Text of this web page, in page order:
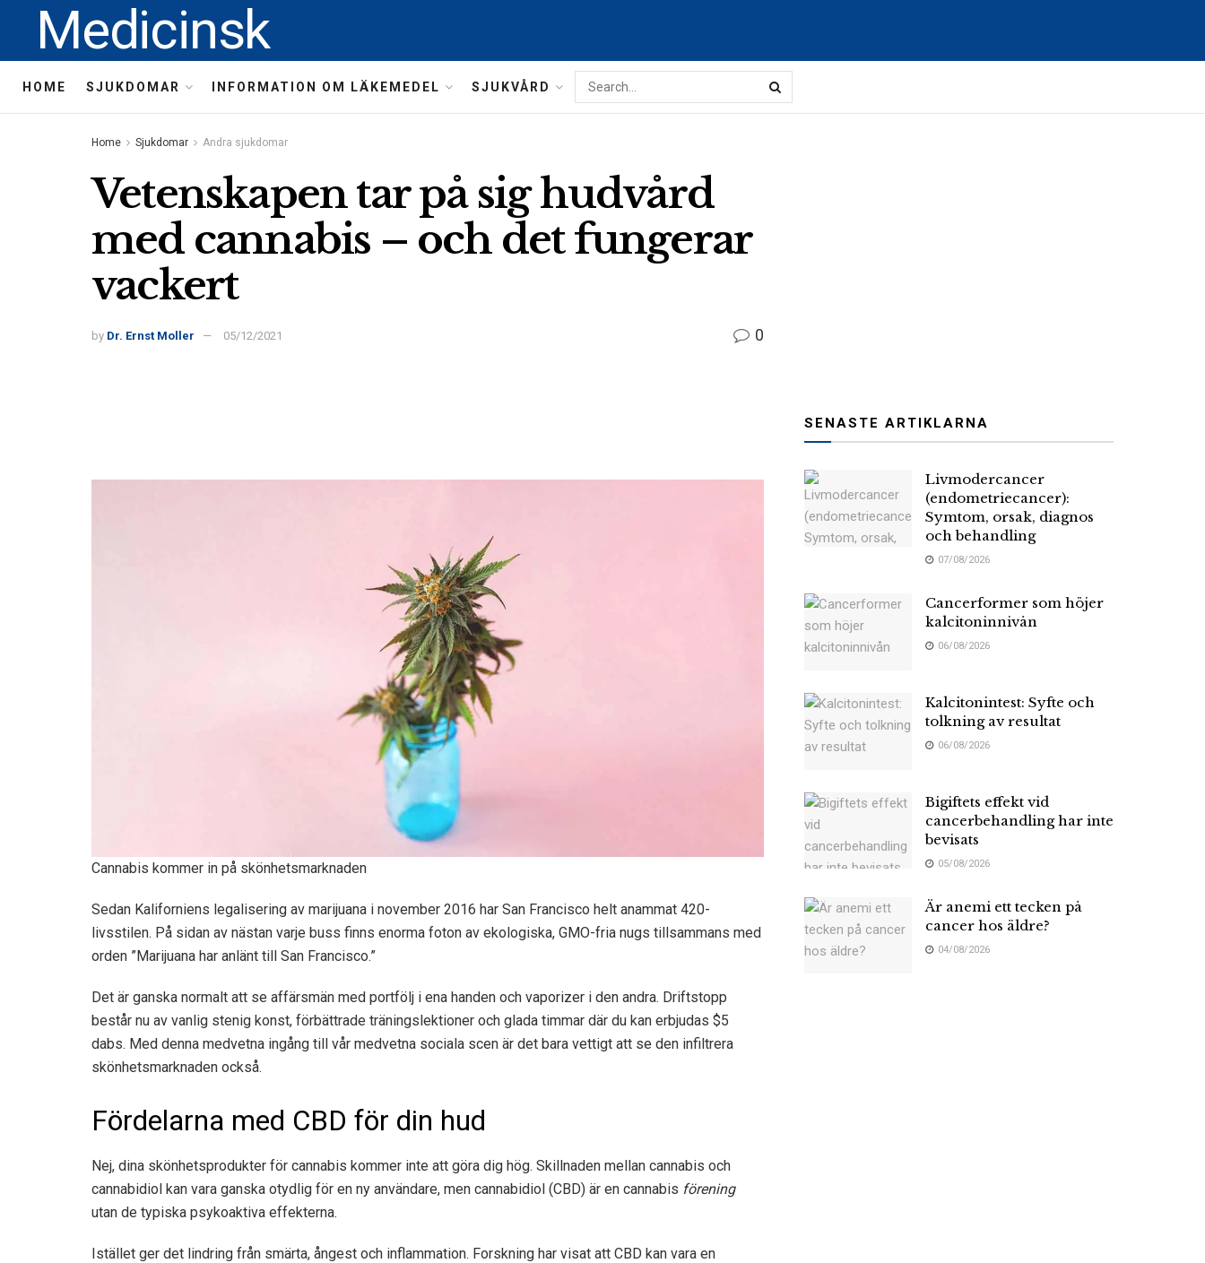
Medicinsk
HOME SJUKDOMAR INFORMATION OM LÄKEMEDEL SJUKVÅRD
Home Sjukdomar Andra sjukdomar
Vetenskapen tar på sig hudvård
med cannabis – och det fungerar
vackert
by Dr. Ernst Moller 05/12/2021 0
Cannabis kommer in på skönhetsmarknaden
Sedan Kaliforniens legalisering av marijuana i november 2016 har San Francisco helt anammat 420-
livsstilen. På sidan av nästan varje buss finns enorma foton av ekologiska, GMO-fria nugs tillsammans med
orden ”Marijuana har anlänt till San Francisco.”
Det är ganska normalt att se affärsmän med portfölj i ena handen och vaporizer i den andra. Driftstopp
består nu av vanlig stenig konst, förbättrade träningslektioner och glada timmar där du kan erbjudas $5
dabs. Med denna medvetna ingång till vår medvetna sociala scen är det bara vettigt att se den infiltrera
skönhetsmarknaden också.
Fördelarna med CBD för din hud
Nej, dina skönhetsprodukter för cannabis kommer inte att göra dig hög. Skillnaden mellan cannabis och
cannabidiol kan vara ganska otydlig för en ny användare, men cannabidiol (CBD) är en cannabis förening
utan de typiska psykoaktiva effekterna.
Istället ger det lindring från smärta, ångest och inflammation. Forskning har visat att CBD kan vara en
SENASTE ARTIKLARNA
Livmodercancer
(endometriecancer):
Symtom, orsak, diagnos
och behandling
07/08/2026
Cancerformer som höjer
kalcitoninnivån
06/08/2026
Kalcitonintest: Syfte och
tolkning av resultat
06/08/2026
Bigiftets effekt vid
cancerbehandling har inte
bevisats
05/08/2026
Är anemi ett tecken på
cancer hos äldre?
04/08/2026